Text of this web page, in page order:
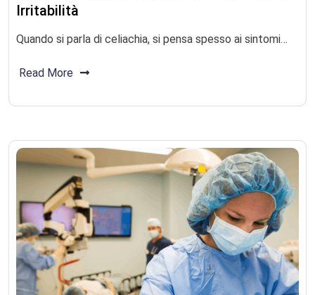
Irritabilità
Quando si parla di celiachia, si pensa spesso ai sintomi…
Read More